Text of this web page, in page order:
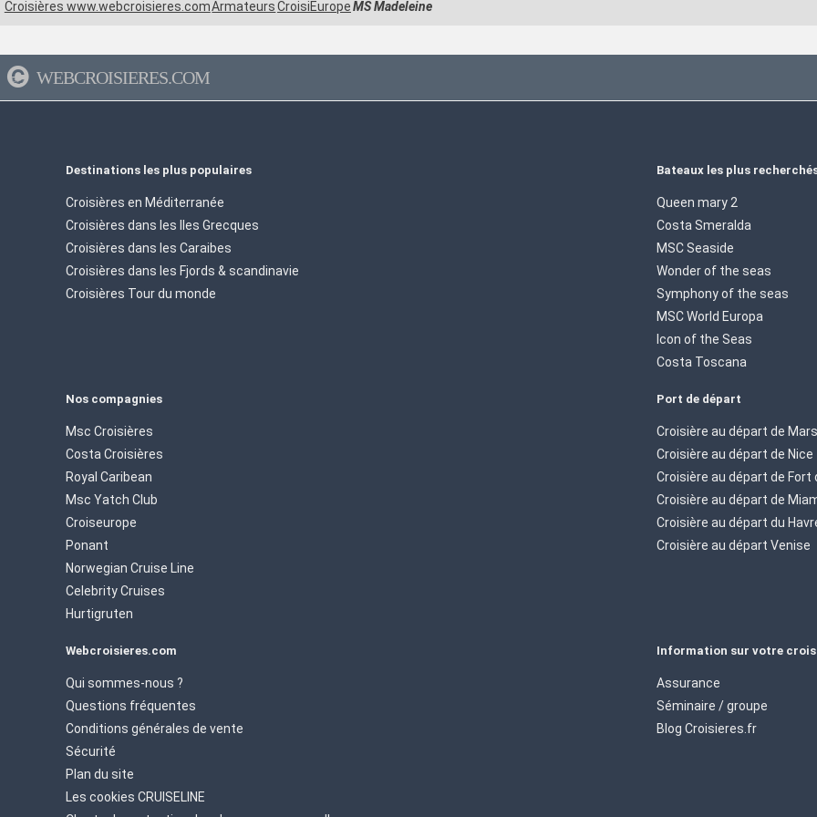
Croisières www.webcroisieres.comArmateursCroisiEuropeMS Madeleine
WEBCROISIERES.COM
Destinations les plus populaires
Croisières en Méditerranée
Croisières dans les Iles Grecques
Croisières dans les Caraibes
Croisières dans les Fjords & scandinavie
Croisières Tour du monde
Bateaux les plus
Queen mary 2
Costa Smeralda
MSC Seaside
Wonder of the seas
Symphony of the seas
MSC World Europa
Icon of the Seas
Costa Toscana
Nos compagnies
Msc Croisières
Costa Croisières
Royal Caribean
Msc Yatch Club
Croiseurope
Ponant
Norwegian Cruise Line
Celebrity Cruises
Hurtigruten
Port de départ
Croisière au départ de
Croisière au départ de Nice
Croisière au départ de Fort
Croisière au départ de
Croisière au départ du
Croisière au départ Venise
Webcroisieres.com
Qui sommes-nous ?
Questions fréquentes
Conditions générales de vente
Sécurité
Plan du site
Les cookies CRUISELINE
Information sur votre
Assurance
Séminaire / groupe
Blog Croisieres.fr